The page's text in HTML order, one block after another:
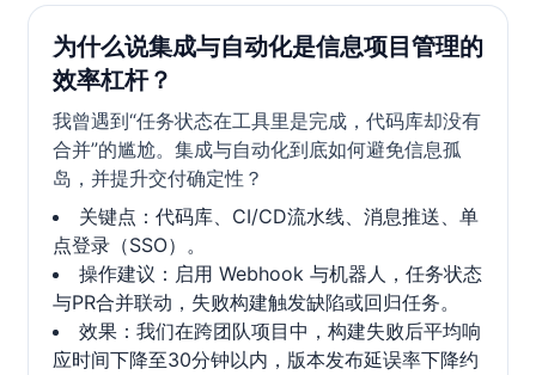
为什么说集成与自动化是信息项目管理的
效率杠杆？
我曾遇到“任务状态在工具里是完成，代码库却没有
合并”的尴尬。集成与自动化到底如何避免信息孤
岛，并提升交付确定性？
关键点：代码库、CI/CD流水线、消息推送、单
点登录（SSO）。
操作建议：启用 Webhook 与机器人，任务状态
与PR合并联动，失败构建触发缺陷或回归任务。
效果：我们在跨团队项目中，构建失败后平均响
应时间下降至30分钟以内，版本发布延误率下降约